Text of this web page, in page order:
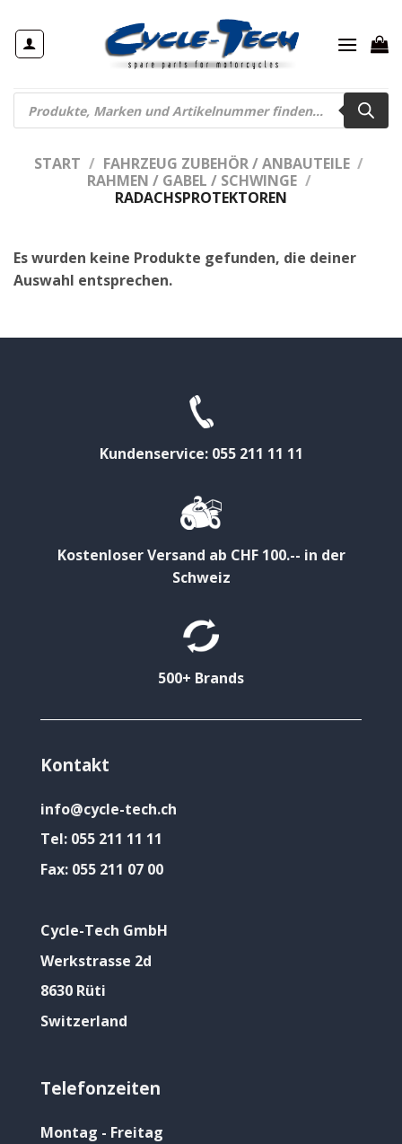
Inhalt
springen
Products
search
START / FAHRZEUG ZUBEHÖR / ANBAUTEILE /
RAHMEN / GABEL / SCHWINGE /
RADACHSPROTEKTOREN
Es wurden keine Produkte gefunden, die deiner
Auswahl entsprechen.
Kundenservice: 055 211 11 11
Kostenloser Versand ab CHF 100.-- in der
Schweiz
500+ Brands
Kontakt
info@cycle-tech.ch
Tel: 055 211 11 11
Fax: 055 211 07 00
Cycle-Tech GmbH
Werkstrasse 2d
8630 Rüti
Switzerland
Telefonzeiten
Montag - Freitag